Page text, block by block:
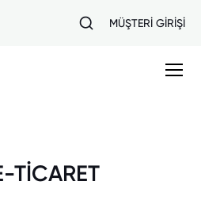
MÜŞTERİ GİRİŞİ
TİCARET